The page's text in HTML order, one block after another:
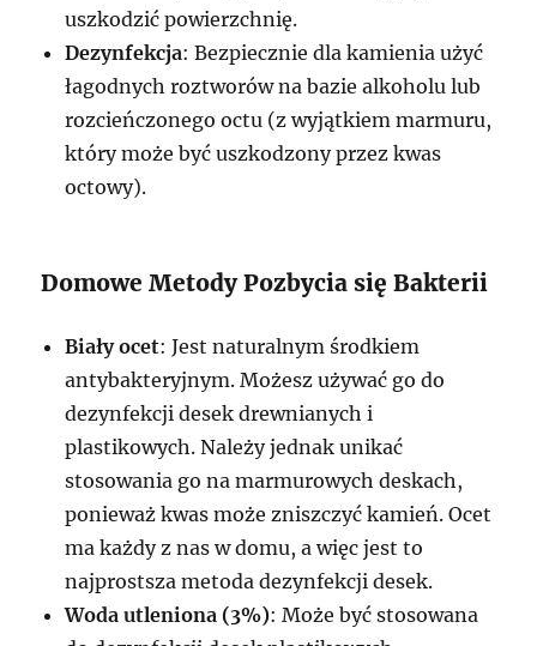
uszkodzić powierzchnię.
Dezynfekcja: Bezpiecznie dla kamienia użyć
łagodnych roztworów na bazie alkoholu lub
rozcieńczonego octu (z wyjątkiem marmuru,
który może być uszkodzony przez kwas
octowy).
Domowe Metody Pozbycia się Bakterii
Biały ocet: Jest naturalnym środkiem
antybakteryjnym. Możesz używać go do
dezynfekcji desek drewnianych i
plastikowych. Należy jednak unikać
stosowania go na marmurowych deskach,
ponieważ kwas może zniszczyć kamień. Ocet
ma każdy z nas w domu, a więc jest to
najprostsza metoda dezynfekcji desek.
Woda utleniona (3%): Może być stosowana